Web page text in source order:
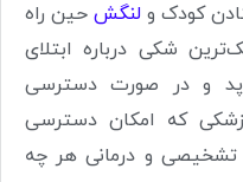
کودک و لنگش حین راه
شکی درباره ابتلای
و در صورت دسترسی
که امکان دسترسی
تشخیصی و درمانی هر چه